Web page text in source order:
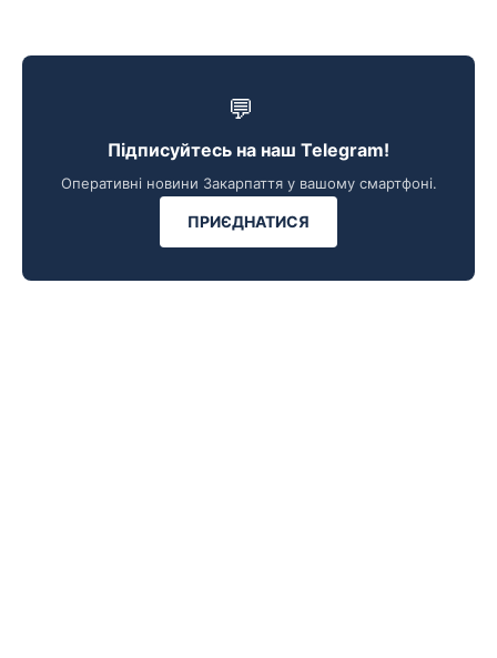
💬
Підписуйтесь на наш Telegram!
Оперативні новини Закарпаття у вашому смартфоні.
ПРИЄДНАТИСЯ